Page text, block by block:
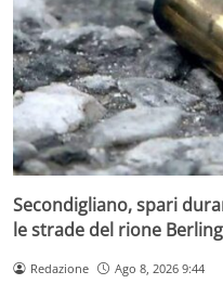
Secondigliano, spari
le strade del rione
Redazione Ago 8, 2026 9:44